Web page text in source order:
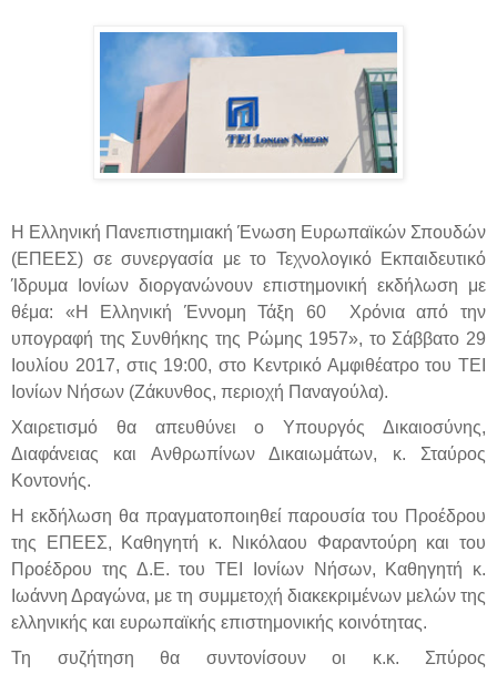
Η Ελληνική Πανεπιστημιακή Ένωση Ευρωπαϊκών Σπουδών
(ΕΠΕΕΣ) σε συνεργασία με το Τεχνολογικό Εκπαιδευτικό
Ίδρυμα Ιονίων διοργανώνουν επιστημονική εκδήλωση με
θέμα: «Η Ελληνική Έννομη Τάξη 60 Χρόνια από την
υπογραφή της Συνθήκης της Ρώμης 1957», το Σάββατο 29
Ιουλίου 2017, στις 19:00, στο Κεντρικό Αμφιθέατρο του ΤΕΙ
Ιονίων Νήσων (Ζάκυνθος, περιοχή Παναγούλα).
Χαιρετισμό θα απευθύνει ο Υπουργός Δικαιοσύνης,
Διαφάνειας και Ανθρωπίνων Δικαιωμάτων, κ. Σταύρος
Κοντονής.
Η εκδήλωση θα πραγματοποιηθεί παρουσία του Προέδρου
της ΕΠΕΕΣ, Καθηγητή κ. Νικόλαου Φαραντούρη και του
Προέδρου της Δ.Ε. του ΤΕΙ Ιονίων Νήσων, Καθηγητή κ.
Ιωάννη Δραγώνα, με τη συμμετοχή διακεκριμένων μελών της
ελληνικής και ευρωπαϊκής επιστημονικής κοινότητας.
Τη συζήτηση θα συντονίσουν οι κ.κ. Σπύρος